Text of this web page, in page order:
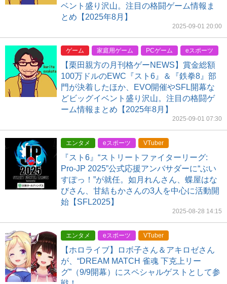
ベント盛り沢山。注目の格闘ゲーム情報ま
とめ【2025年8月】
2025-09-01 20:00
ゲーム 家庭用ゲーム PCゲーム eスポーツ
【栗田親方の月刊格ゲーNEWS】賞金総額
100万ドルのEWC『スト6』＆『鉄拳8』部
門が決着したほか、EVO開催やSFL開幕な
どビッグイベント盛り沢山。注目の格闘ゲ
ーム情報まとめ【2025年8月】
2025-09-01 07:30
エンタメ eスポーツ VTuber
『スト6』“ストリートファイターリーグ:
Pro-JP 2025”公式応援アンバサダーに“ぶい
すぽっ！”が就任。如月れんさん、蝶屋はな
びさん、甘結もかさんの3人を中心に活動開
始【SFL2025】
2025-08-28 14:15
エンタメ eスポーツ VTuber
【ホロライブ】ロボ子さん＆アキロゼさん
が、“DREAM MATCH 雀魂 下克上リー
グ”（9/9開幕）にスペシャルゲストとして参